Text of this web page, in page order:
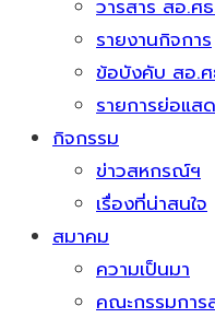
วารสาร สอ.ศ
รายงานกิจการ
ข้อบังคับ สอ.
รายการย่อแส
กิจกรรม
ข่าวสหกรณ์ฯ
เรื่องที่น่าสนใจ
สมาคม
ความเป็นมา
คณะกรรมการ